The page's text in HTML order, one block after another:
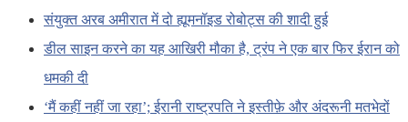
संयुक्त अरब अमीरात में दो ह्यूमनॉइड रोबोट्स की शादी हुई
डील साइन करने का यह आखिरी मौका है, ट्रंप ने एक बार फिर ईरान को
धमकी दी
‘मैं कहीं नहीं जा रहा’; ईरानी राष्ट्रपति ने इस्तीफ़े और अंदरूनी मतभेदों